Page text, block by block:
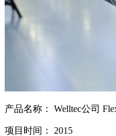
产品名称： Welltec公司
项目时间： 2015